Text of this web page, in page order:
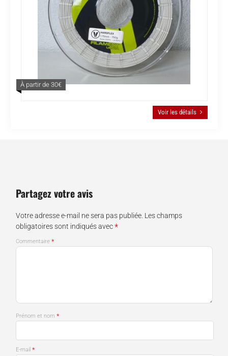
À partir de 30€
Voir les détails
Partagez votre avis
Votre adresse e-mail ne sera pas publiée. Les champs
obligatoires sont indiqués avec*
Commentaire *
Prénom et nom *
E-mail *